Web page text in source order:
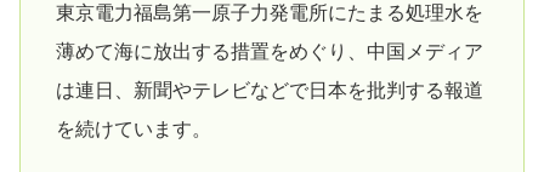
東京電力福島第一原子力発電所にたまる処理水を
薄めて海に放出する措置をめぐり、中国メディア
は連日、新聞やテレビなどで日本を批判する報道
を続けています。